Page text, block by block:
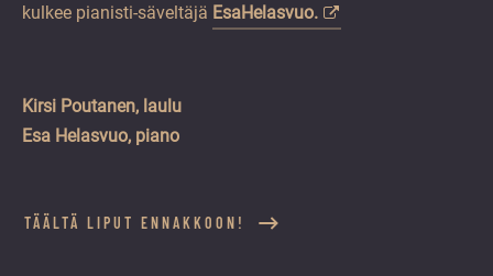
kulkee pianisti-säveltäjä EsaHelasvuo.
Kirsi Poutanen, laulu
Esa Helasvuo, piano
TÄÄLTÄ LIPUT ENNAKKOON!